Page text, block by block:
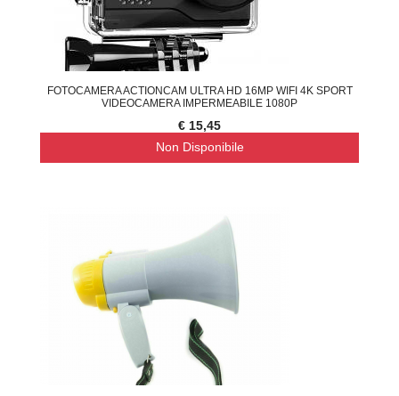
FOTOCAMERA ACTIONCAM ULTRA HD 16MP WIFI 4K SPORT
VIDEOCAMERA IMPERMEABILE 1080P
€ 15,45
Non Disponibile